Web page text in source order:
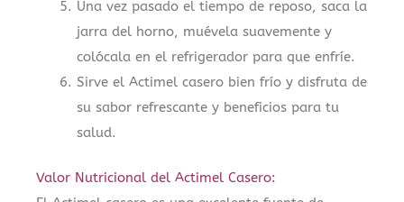
Una vez pasado el tiempo de reposo, saca la
jarra del horno, muévela suavemente y
colócala en el refrigerador para que enfríe.
Sirve el Actimel casero bien frío y disfruta de
su sabor refrescante y beneficios para tu
salud.
Valor Nutricional del Actimel Casero: